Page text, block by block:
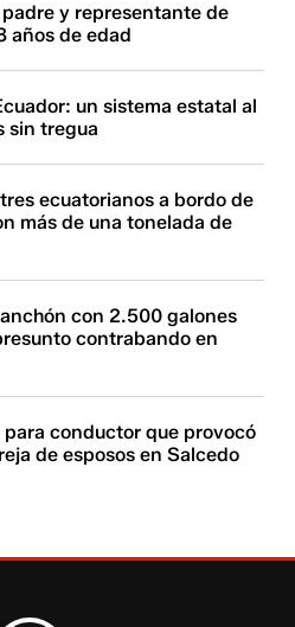
y representante de
años de edad
un sistema estatal al
sin tregua
ecuatorianos a bordo de
más de una tonelada de
con 2.500 galones
contrabando en
conductor que provocó
de esposos en Salcedo